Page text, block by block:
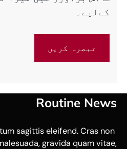
کےلیے۔
Routine News
sagittis eleifend. Cras non
gravida quam vitae,